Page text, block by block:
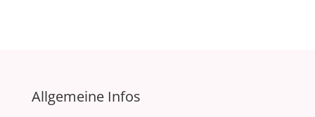
Allgemeine Infos